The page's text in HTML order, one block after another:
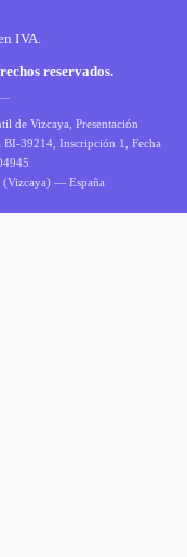
IVA.
reservados.
de Vizcaya, Presentación
39214, Inscripción 1, Fecha
(Vizcaya) — España